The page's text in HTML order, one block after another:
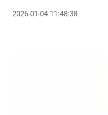
2026-01-04 11:48:38